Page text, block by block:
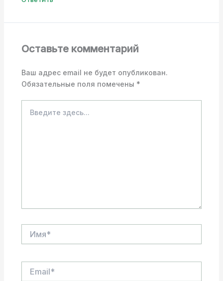
Оставьте комментарий
Ваш адрес email не будет опубликован.
Обязательные поля помечены *
здесь...